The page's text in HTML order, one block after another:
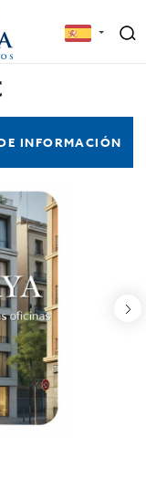
INFORMACIÓN